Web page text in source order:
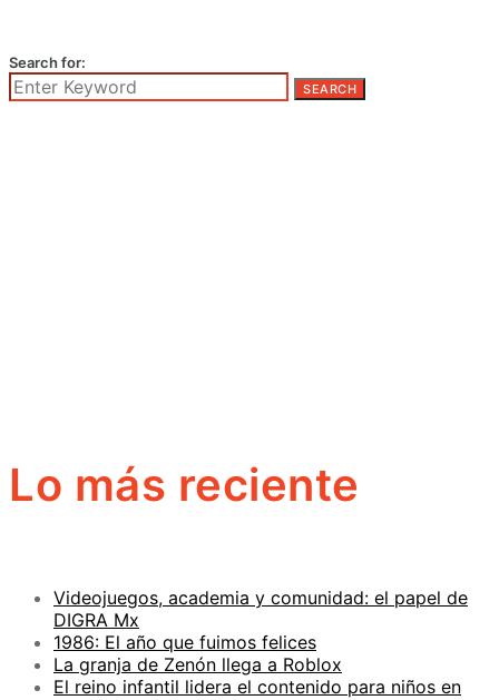
Search for:
SEARCH
Lo más reciente
Videojuegos, academia y comunidad: el papel de
DIGRA Mx
1986: El año que fuimos felices
La granja de Zenón llega a Roblox
El reino infantil lidera el contenido para niños en